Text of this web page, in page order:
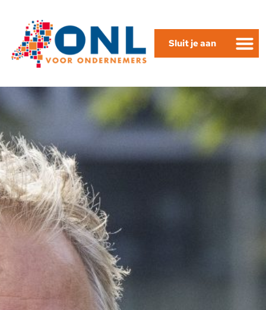
Sluit je aan